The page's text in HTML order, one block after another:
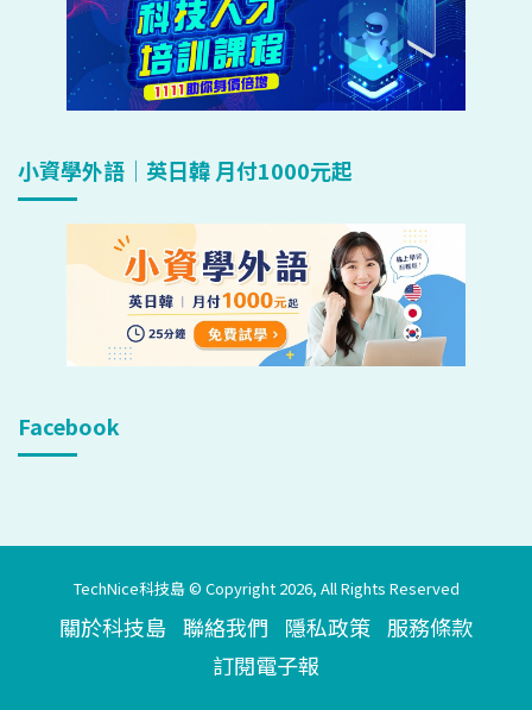
小資學外語｜英日韓 月付1000元起
Facebook
TechNice科技島 © Copyright 2026, All Rights Reserved
關於科技島 聯絡我們 隱私政策 服務條款
訂閱電子報